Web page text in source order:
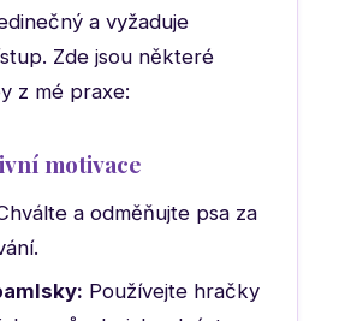
a vyžaduje
Zde jsou některé
z mé praxe:
motivace
a odměňujte psa za
Používejte hračky